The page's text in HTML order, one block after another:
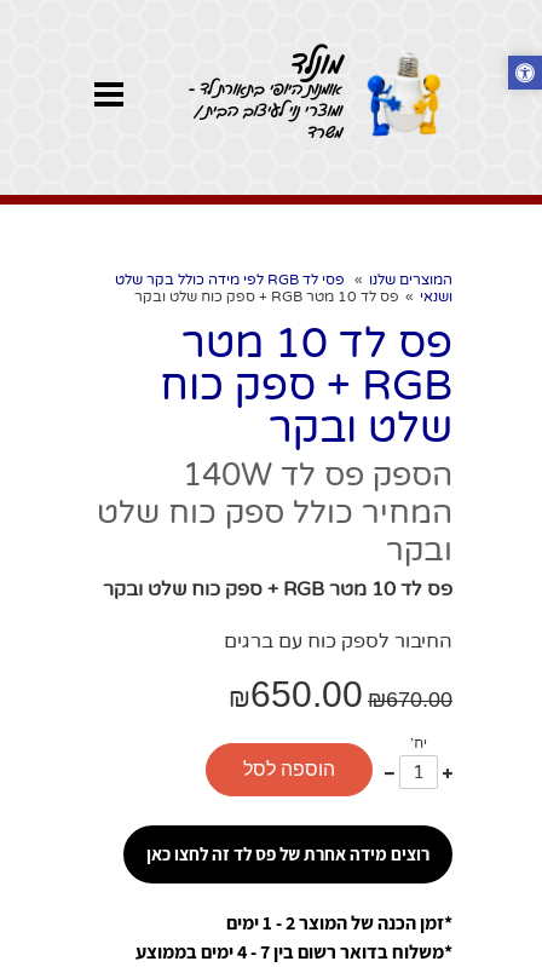
מונלד
אומנות היופי בתאורת לד -
ומוצרי נוי לעיצוב הבית /
משרד
המוצרים שלנו »
פסי לד RGB לפי מידה כולל בקר שלט
ושנאי » פס לד 10 מטר RGB + ספק כוח שלט ובקר
פס לד 10 מטר
RGB + ספק כוח
שלט ובקר
הספק פס לד 140W
המחיר כולל ספק כוח שלט
ובקר
פס לד 10 מטר RGB + ספק כוח שלט ובקר
החיבור לספק כוח עם ברגים
₪670.00
₪650.00
יח'
עוד
אחד
פחות
אחד
הוספה לסל
רוצים מידה אחרת של פס לד זה לחצו כאן
*זמן הכנה של המוצר 2 - 1 ימים
*משלוח בדואר רשום בין 7 - 4 ימים בממוצע